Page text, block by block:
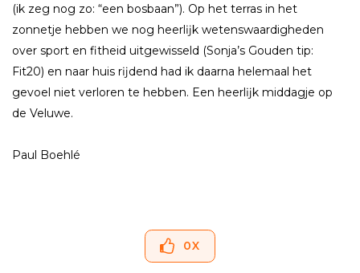
(ik zeg nog zo: “een bosbaan”). Op het terras in het
zonnetje hebben we nog heerlĳk wetenswaardigheden
over sport en fitheid uitgewisseld (Sonja’s Gouden tip:
Fit20) en naar huis rĳdend had ik daarna helemaal het
gevoel niet verloren te hebben. Een heerlĳk middagje op
de Veluwe.
Paul Boehlé
0X